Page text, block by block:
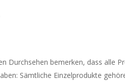
Durchsehen bemerken, dass alle
Sämtliche Einzelprodukte